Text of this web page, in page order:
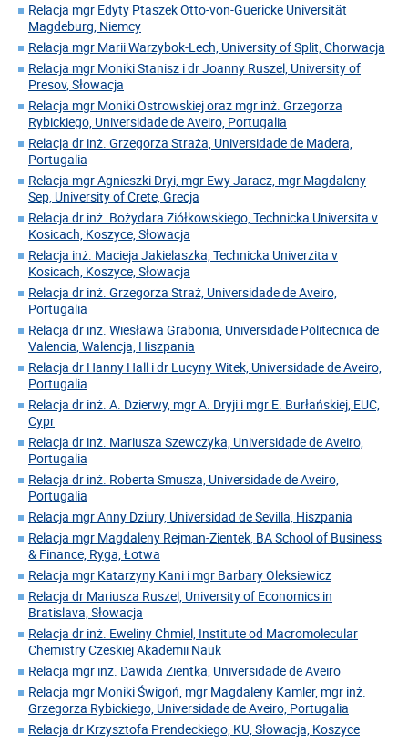
Relacja mgr Edyty Ptaszek Otto-von-Guericke Universität
Magdeburg, Niemcy
Relacja mgr Marii Warzybok-Lech, University of Split, Chorwacja
Relacja mgr Moniki Stanisz i dr Joanny Ruszel, University of
Presov, Słowacja
Relacja mgr Moniki Ostrowskiej oraz mgr inż. Grzegorza
Rybickiego, Universidade de Aveiro, Portugalia
Relacja dr inż. Grzegorza Straża, Universidade de Madera,
Portugalia
Relacja mgr Agnieszki Dryi, mgr Ewy Jaracz, mgr Magdaleny
Sep, University of Crete, Grecja
Relacja dr inż. Bożydara Ziółkowskiego, Technicka Universita v
Kosicach, Koszyce, Słowacja
Relacja inż. Macieja Jakielaszka, Technicka Univerzita v
Kosicach, Koszyce, Słowacja
Relacja dr inż. Grzegorza Straż, Universidade de Aveiro,
Portugalia
Relacja dr inż. Wiesława Grabonia, Universidade Politecnica de
Valencia, Walencja, Hiszpania
Relacja dr Hanny Hall i dr Lucyny Witek, Universidade de Aveiro,
Portugalia
Relacja dr inż. A. Dzierwy, mgr A. Dryji i mgr E. Burłańskiej, EUC,
Cypr
Relacja dr inż. Mariusza Szewczyka, Universidade de Aveiro,
Portugalia
Relacja dr inż. Roberta Smusza, Universidade de Aveiro,
Portugalia
Relacja mgr Anny Dziury, Universidad de Sevilla, Hiszpania
Relacja mgr Magdaleny Rejman-Zientek, BA School of Business
& Finance, Ryga, Łotwa
Relacja mgr Katarzyny Kani i mgr Barbary Oleksiewicz
Relacja dr Mariusza Ruszel, University of Economics in
Bratislava, Słowacja
Relacja dr inż. Eweliny Chmiel, Institute od Macromolecular
Chemistry Czeskiej Akademii Nauk
Relacja mgr inż. Dawida Zientka, Universidade de Aveiro
Relacja mgr Moniki Świgoń, mgr Magdaleny Kamler, mgr inż.
Grzegorza Rybickiego, Universidade de Aveiro, Portugalia
Relacja dr Krzysztofa Prendeckiego, KU, Słowacja, Koszyce